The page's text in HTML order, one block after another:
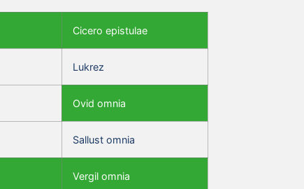
Cicero epistulae
Lukrez
Ovid omnia
Sallust omnia
Vergil omnia